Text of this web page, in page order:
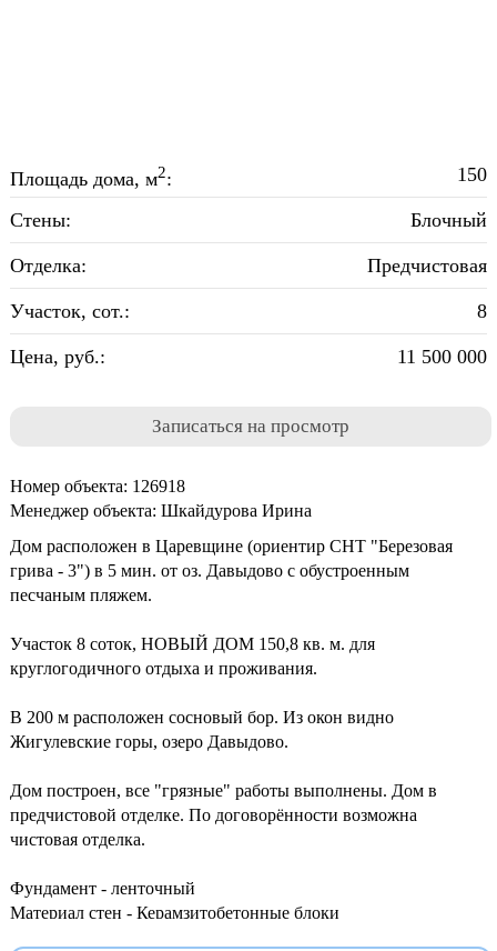
Площадь дома, м2: 150
Стены: Блочный
Отделка: Предчистовая
Участок, сот.: 8
Цена, руб.: 11 500 000
Записаться на просмотр
Номер объекта: 126918
Менеджер объекта: Шкайдурова Ирина
Дом расположен в Царевщине (ориентир СНТ "Березовая
грива - 3") в 5 мин. от оз. Давыдово с обустроенным
песчаным пляжем.
Участок 8 соток, НОВЫЙ ДОМ 150,8 кв. м. для
круглогодичного отдыха и проживания.
В 200 м расположен сосновый бор. Из окон видно
Жигулевские горы, озеро Давыдово.
Дом построен, все "грязные" работы выполнены. Дом в
предчистовой отделке. По договорённости возможна
чистовая отделка.
Фундамент - ленточный
Материал стен - Керамзитобетонные блоки